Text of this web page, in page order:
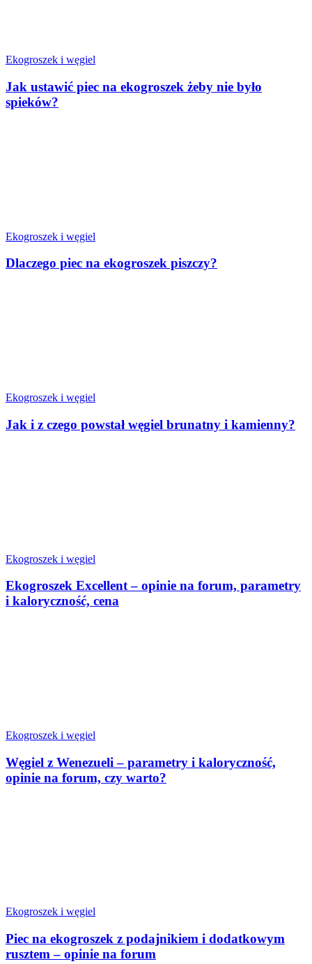
Ekogroszek i węgiel
Jak ustawić piec na ekogroszek żeby nie było
spieków?
Ekogroszek i węgiel
Dlaczego piec na ekogroszek piszczy?
Ekogroszek i węgiel
Jak i z czego powstał węgiel brunatny i kamienny?
Ekogroszek i węgiel
Ekogroszek Excellent – opinie na forum, parametry
i kaloryczność, cena
Ekogroszek i węgiel
Węgiel z Wenezueli – parametry i kaloryczność,
opinie na forum, czy warto?
Ekogroszek i węgiel
Piec na ekogroszek z podajnikiem i dodatkowym
rusztem – opinie na forum